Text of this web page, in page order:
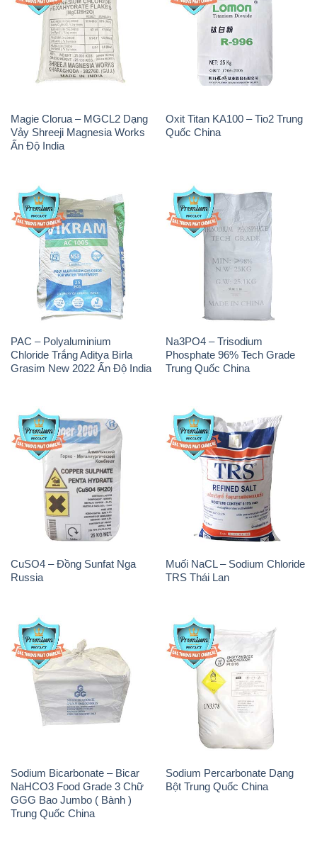
Magie Clorua – MGCL2 Dạng
Vảy Shreeji Magnesia Works
Ấn Độ India
Oxit Titan KA100 – Tio2 Trung
Quốc China
PAC – Polyaluminium
Chloride Trắng Aditya Birla
Grasim New 2022 Ấn Độ India
Na3PO4 – Trisodium
Phosphate 96% Tech Grade
Trung Quốc China
CuSO4 – Đồng Sunfat Nga
Russia
Muối NaCL – Sodium Chloride
TRS Thái Lan
Sodium Bicarbonate – Bicar
NaHCO3 Food Grade 3 Chữ
GGG Bao Jumbo ( Bành )
Trung Quốc China
Sodium Percarbonate Dạng
Bột Trung Quốc China